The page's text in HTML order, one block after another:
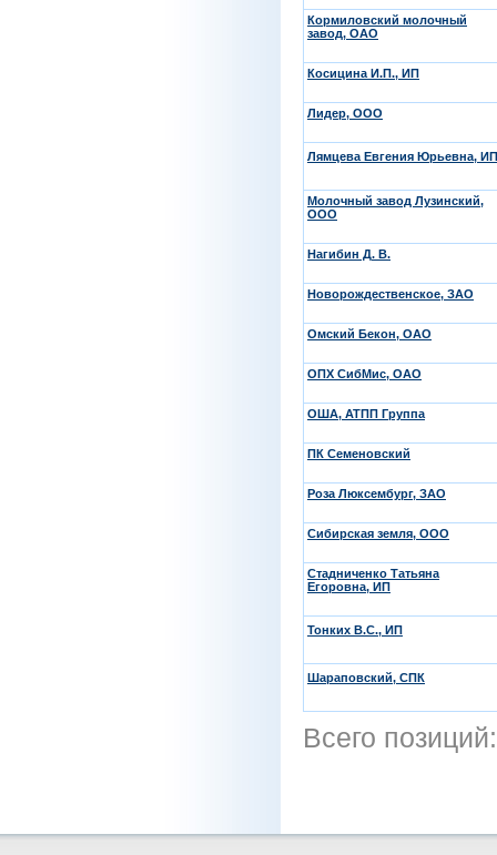
Кормиловский молочный
завод, ОАО
Косицина И.П., ИП
Лидер, ООО
Лямцева Евгения Юрьевна, ИП
Молочный завод Лузинский,
ООО
Нагибин Д. В.
Новорождественское, ЗАО
Омский Бекон, ОАО
ОПХ СибМис, ОАО
ОША, АТПП Группа
ПК Семеновский
Роза Люксембург, ЗАО
Сибирская земля, ООО
Стадниченко Татьяна
Егоровна, ИП
Тонких В.С., ИП
Шараповский, СПК
Всего